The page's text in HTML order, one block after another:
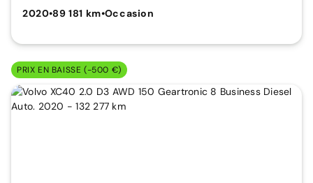
2020•89 181 km•Occasion
PRIX EN BAISSE (-500 €)